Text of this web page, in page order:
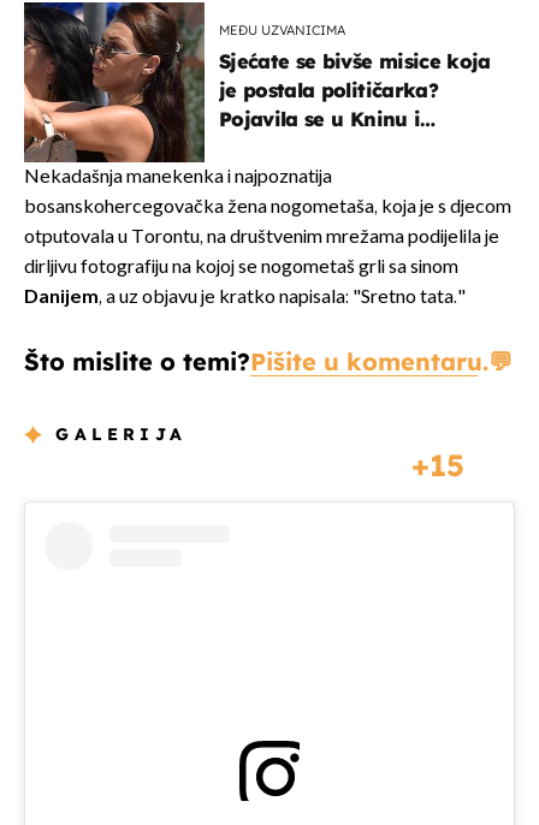
MEĐU UZVANICIMA
Sjećate se bivše misice koja
je postala političarka?
Pojavila se u Kninu i
Nekadašnja manekenka i najpoznatija
bosanskohercegovačka žena nogometaša, koja je s djecom
otputovala u Torontu, na društvenim mrežama podijelila je
dirljivu fotografiju na kojoj se nogometaš grli sa sinom
Danijem, a uz objavu je kratko napisala: "Sretno tata."
Što mislite o temi?Pišite u komentaru.
GALERIJA
15